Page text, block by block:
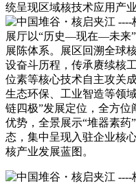
统呈现区域核技术应用产
展厅以“历史—现在—未来
展陈体系。展区回溯全球
设奋斗历程，传承赓续核
位素等核心技术自主攻关
生态环保、工业智造等领
链四极”发展定位，全方
优势，全景展示“堆器素药
态，集中呈现入驻企业核
核产业发展蓝图。